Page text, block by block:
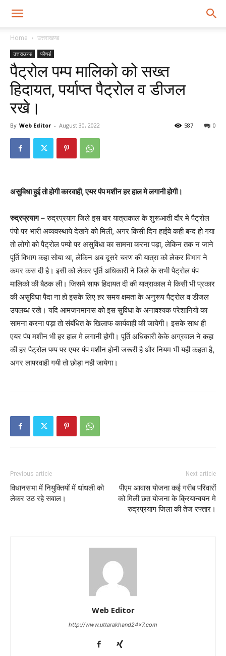
Home उत्तराखण्ड
उत्तराखण्ड फीचर्ड
पैट्रोल पम्प मालिको को सख्त
हिदायत, पर्याप्त पैट्रोल व डीजल
रखे।
By Web Editor - August 30, 2022 0
587
असुविधा हुई तो होगी कारवाही, एयर पंप मशीन हर हाल मे लगानी होगी।
रुद्रप्रयाग– रुद्रप्रयाग जिले इस बार यात्राकाल के शुरूआती दौर मे पैट्रोल
पंपो पर भारी अव्यवस्थाये देखने को मिली, अगर किसी दिन हाईवे कही बन्द हो गया
तो लोगो को पैट्रोल पम्पो पर असुविधा का सामना करना पड़ा, लेकिन तक न जाने
पूर्ति विभाग कहा सोया था, लेकिन अब दूसरे चरण की यात्रा को लेकर विभाग ने
कमर कस दी है। इसी को लेकर पूर्ति अधिकारी ने जिले के सभी पैट्रोल पंप
मालिको की बैठक ली। जिसमे साफ हिदायत दी की यात्राकाल मे किसी भी प्रकार
की असुविधा पैदा ना हो इसके लिए हर समय क्षमता के अनुरूप पैट्रोल व डीजल
उपलब्ध रखे। यदि आमजनमानस को इस सुविधा के अनावश्यक परेशानियो का
सामना करना पड़ा तो संबंधित के खिलाफ कार्यवाही की जायेगी। इसके साथ ही
एयर पंप मशीन भी हर हाल मे लगानी होगी। पूर्ति अधिकारी केके अग्रवाल ने कहा
की हर पैट्रोल पम्प पर एयर पंप मशीन होनी जरूरी है और नियम भी यही कहता है,
अगर लापरवाही गयी तो छोड़ा नही जायेगा।
Previous article
विधानसभा में नियुक्तियों में धांधली को
लेकर उठ रहे सवाल।
Next article
पीएम आवास योजना कई गरीब परिवारों
को मिली छत योजना के क्रियान्वयन मे
रुद्रप्रयाग जिला की तेज रफ्तार।
Web Editor
http://www.uttarakhand24x7.com